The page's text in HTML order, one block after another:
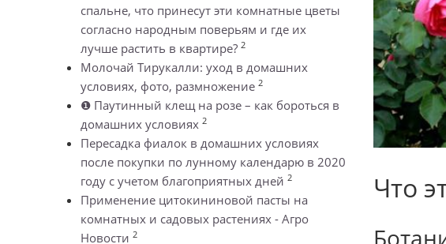
спальне, что принесут эти комнатные цветы
согласно народным поверьям и где их
лучше растить в квартире? 2
Молочай Тирукалли: уход в домашних
условиях, фото, размножение 2
❶ Паутинный клещ на розе – как бороться в
домашних условиях 2
Пересадка фиалок в домашних условиях
после покупки по лунному календарю в 2020
году с учетом благоприятных дней 2
Применение цитокининовой пасты на
комнатных и садовых растениях - Агро
Новости 2
Что